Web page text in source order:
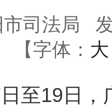
司法局
【字体： 大
19日，